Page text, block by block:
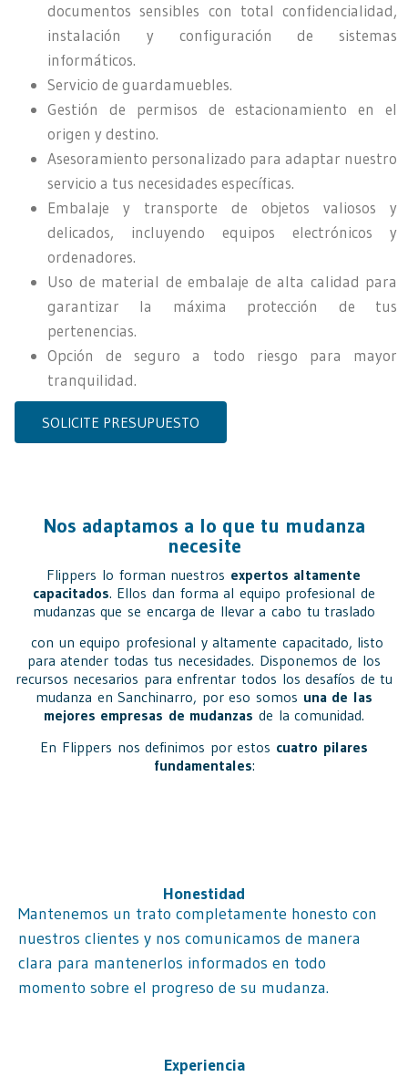
documentos sensibles con total confidencialidad,
instalación y configuración de sistemas
informáticos.
Servicio de guardamuebles.
Gestión de permisos de estacionamiento en el
origen y destino.
Asesoramiento personalizado para adaptar nuestro
servicio a tus necesidades específicas.
Embalaje y transporte de objetos valiosos y
delicados, incluyendo equipos electrónicos y
ordenadores.
Uso de material de embalaje de alta calidad para
garantizar la máxima protección de tus
pertenencias.
Opción de seguro a todo riesgo para mayor
tranquilidad.
SOLICITE PRESUPUESTO
Nos adaptamos a lo que tu mudanza
necesite
Flippers lo forman nuestros expertos altamente
capacitados. Ellos dan forma al equipo profesional de
mudanzas que se encarga de llevar a cabo tu traslado
con un equipo profesional y altamente capacitado, listo
para atender todas tus necesidades. Disponemos de los
recursos necesarios para enfrentar todos los desafíos de tu
mudanza en Sanchinarro, por eso somos una de las
mejores empresas de mudanzas de la comunidad.
En Flippers nos definimos por estos cuatro pilares
fundamentales:
Honestidad
Mantenemos un trato completamente honesto con
nuestros clientes y nos comunicamos de manera
clara para mantenerlos informados en todo
momento sobre el progreso de su mudanza.
Experiencia